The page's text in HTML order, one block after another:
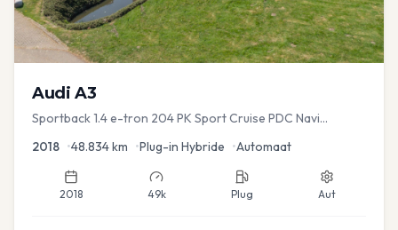
Audi A3
Sportback 1.4 e-tron 204 PK Sport Cruise PDC Navi
2018 •48.834km •Plug-in Hybride •Automaat
2018 49k Plug Aut